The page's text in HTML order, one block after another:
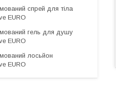
спрей для тіла
EURO
гель для душу
EURO
лосьйон
EURO